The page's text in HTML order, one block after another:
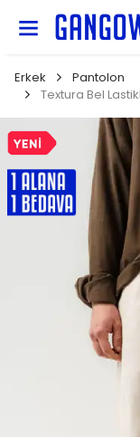
Erkek
Pantolon
Textura Bel